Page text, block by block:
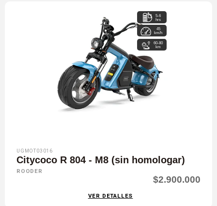
5-6
hrs
45
km/h
60-80
km
UGMOT03016
Citycoco R 804 - M8 (sin homologar)
ROODER
$2.900.000
VER DETALLES